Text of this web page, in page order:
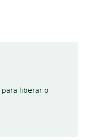
para liberar o